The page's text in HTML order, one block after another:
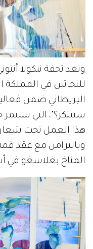
وتعد تحفة نيكولا
للنحاتين في
البريطاني ضمن
هذا العمل تحت
المناخ بغلاسغو في